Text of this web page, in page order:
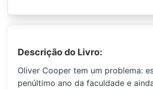
Descrição do Livro:
Oliver Cooper tem um problema:
penúltimo ano da faculdade e